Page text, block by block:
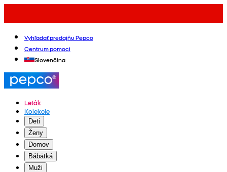
Vyhľadať predajňu Pepco
Centrum pomoci
Slovenčina
Leták
Kolekcie
Deti
Ženy
Domov
Bábätká
Muži